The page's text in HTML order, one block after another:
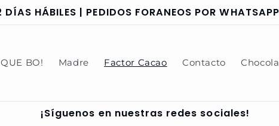
HÁBILES | PEDIDOS FORANEOS POR
QUE BO! Madre Factor Cacao Contacto
¡Síguenos en nuestras redes sociales!